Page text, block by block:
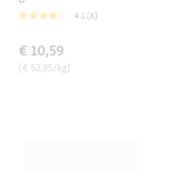
4.1 (8)
€ 10,59
(€ 52,95/kg)